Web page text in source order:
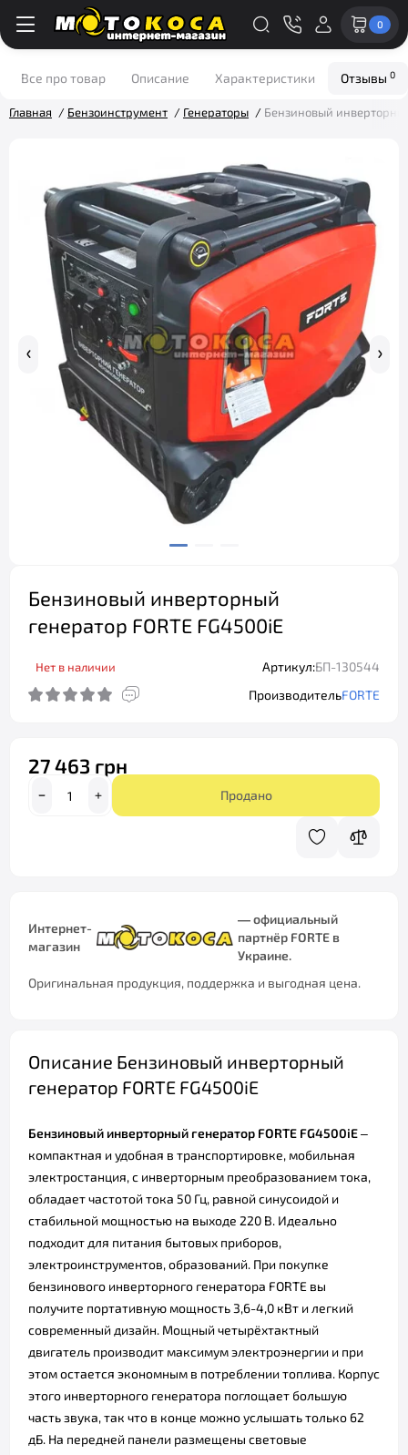
0
Главная Бензоинструмент Генераторы Бензиновый
Все про товар Описание Характеристики Отзывы 0
Бензиновый инверторный
генератор FORTE FG4500iE
Нет в наличии Артикул:БП-130544
ПроизводительFORTE
27 463 грн
Продано
Интернет-
магазин
— официальный
партнёр FORTE в
Украине.
Оригинальная продукция, поддержка и выгодная цена.
Описание Бензиновый инверторный
генератор FORTE FG4500iE
Бензиновый инверторный генератор FORTE FG4500iE–
компактная и удобная в транспортировке, мобильная
электростанция, с инверторным преобразованием тока,
обладает частотой тока 50 Гц, равной синусоидой и
стабильной мощностью на выходе 220 В. Идеально
подходит для питания бытовых приборов,
электроинструментов, образований. При покупке
бензинового инверторного генератора FORTE вы
получите портативную мощность 3,6-4,0 кВт и легкий
современный дизайн. Мощный четырёхтактный
двигатель производит максимум электроэнергии и при
этом остается экономным в потреблении топлива. Корпус
этого инверторного генератора поглощает большую
часть звука, так что в конце можно услышать только 62
дБ. На передней панели размещены световые